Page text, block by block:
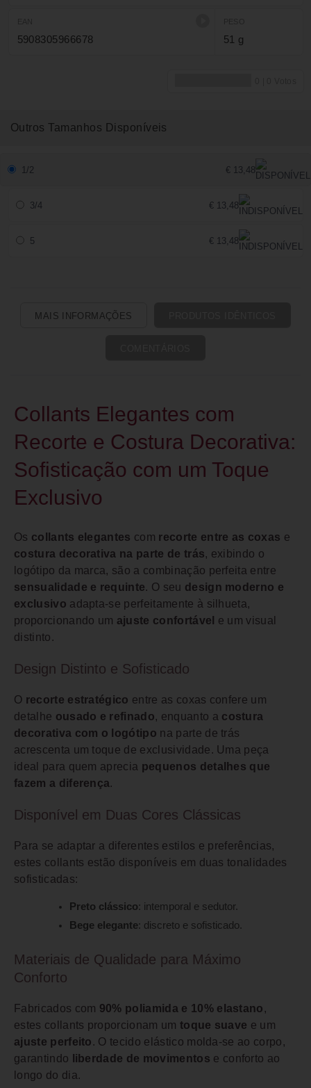
5908305966678 51 g
Outros Tamanhos Disponíveis
1/2 € 13,48
3/4 € 13,48
5 € 13,48
MAIS INFORMAÇÕES
Collants Elegantes com
Recorte e Costura Decorativa:
Sofisticação com um Toque
Exclusivo
Os collants elegantes com recorte entre as coxas e
costura decorativa na parte de trás, exibindo o
logótipo da marca, são a combinação perfeita entre
sensualidade e requinte. O seu design moderno e
exclusivo adapta-se perfeitamente à silhueta,
proporcionando um ajuste confortável
e um visual
distinto.
Design Distinto e Sofisticado
O recorte estratégico entre as coxas confere um
detalhe ousado e refinado, enquanto a costura
decorativa com o logótipo na parte de trás
acrescenta um toque de exclusividade. Uma peça
ideal para quem aprecia pequenos detalhes que
fazem a diferença.
Disponível em Duas Cores Clássicas
Para se adaptar a diferentes estilos e preferências,
estes collants estão disponíveis em duas tonalidades
sofisticadas:
Preto clássico: intemporal e sedutor.
Bege elegante: discreto e sofisticado.
Materiais de Qualidade para Máximo
Conforto
Fabricados com 90% poliamida e 10% elastano ,
estes collants proporcionam um toque suave e um
ajuste perfeito . O tecido elástico molda-se ao corpo,
garantindo
liberdade de movimentos e conforto ao
longo do dia.